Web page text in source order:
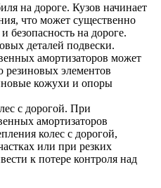
на дороге. Кузов начинает
что может существенно
безопасность на дороге.
деталей подвески.
амортизаторов может
элементов
кожухи и опоры
с дорогой. При
амортизаторов
колес с дорогой,
или при резких
к потере контроля над